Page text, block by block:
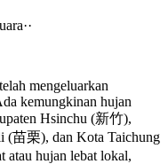
··
mengeluarkan
kemungkinan hujan
Hsinchu (新竹),
(苗栗), dan Kota Taichung
atau hujan lebat lokal,